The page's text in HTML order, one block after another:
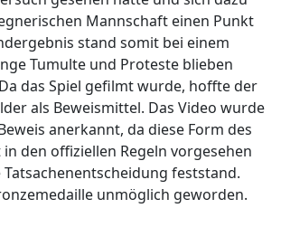
Mannschaft einen Punkt
stand somit bei einem
Tumulte und Proteste blieben
das Spiel gefilmt wurde, hoffte der
als Beweismittel. Das Video wurde
anerkannt, da diese Form des
den offiziellen Regeln vorgesehen
feststand.
unmöglich geworden.